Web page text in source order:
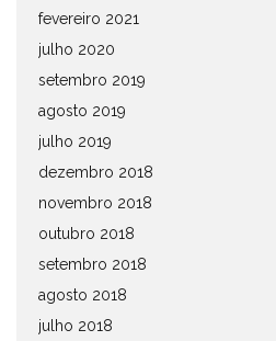
fevereiro 2021
julho 2020
setembro 2019
agosto 2019
julho 2019
dezembro 2018
novembro 2018
outubro 2018
setembro 2018
agosto 2018
julho 2018